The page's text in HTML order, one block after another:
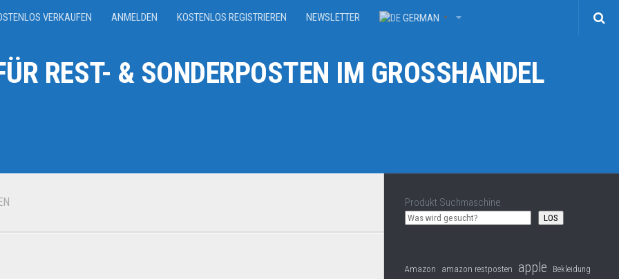
VERKAUFEN ANMELDEN KOSTENLOS REGISTRIEREN NEWSLETTER GERMAN ▼
REST- & SONDERPOSTEN IM GROSSHANDEL
Produkt Suchmaschine
LOS
Amazon amazon restposten apple Bekleidung